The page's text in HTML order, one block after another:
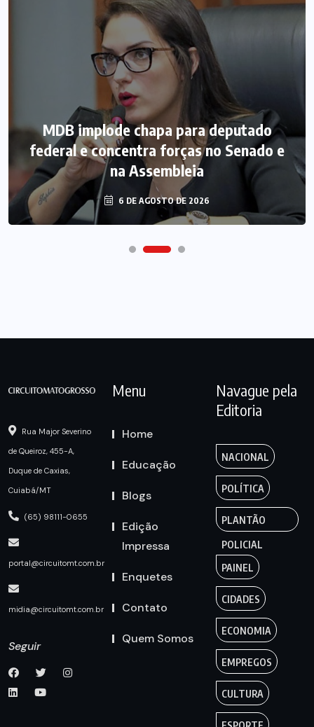
MDB implode chapa para deputado
federal e concentra forças no Senado e
na Assembleia
6 DE AGOSTO DE 2026
Rua Major Severino
de Queiroz, 455-A,
Duque de Caxias,
Cuiabá/MT
(65) 98111-0655
portal@circuitomt.com.br
midia@circuitomt.com.br
Seguir
Menu
Home
Educação
Blogs
Edição
Impressa
Enquetes
Contato
Quem Somos
Navague pela
Editoria
NACIONAL
POLÍTICA
PLANTÃO
POLICIAL
PAINEL
CIDADES
ECONOMIA
EMPREGOS
CULTURA